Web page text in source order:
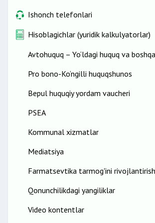
Ishonch telefonlari
Hisoblagichlar (yuridik kalkulyatorlar)
Avtohuquq – Yo‘ldagi huquq va
Pro bono-Ko‘ngilli huquqshunos
Bepul huquqiy yordam vaucheri
PSEA
Kommunal xizmatlar
Mediatsiya
Farmatsevtika tarmog'ini
Qonunchilikdagi yangiliklar
Video kontentlar